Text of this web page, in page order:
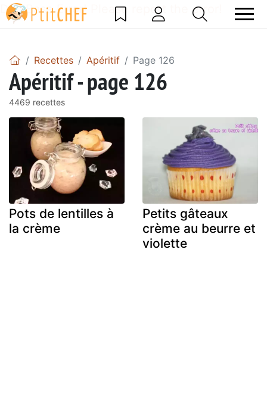
DataBase Error! Please report the error!
Recettes Apéritif Page 126
Apéritif - page 126
4469 recettes
Pots de lentilles à
la crème
Petits gâteaux
crème au beurre et
violette